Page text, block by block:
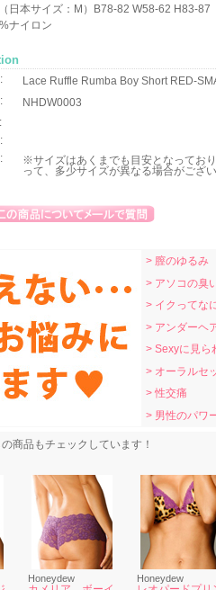
日本サイズ：M）B78-82 W58-62 H83-87
ナイロン
Lace Ruffle Rumba Boy Short RED-
NHDW0003
:
※サイズはあくまでも目安となってお
って、多少サイズが異なる場合がござい
> 膣のゆるみ
> アソコの臭
> イクってな
> アンダーヘ
> Sexyに見ら
> オーラルセ
> 性交痛
> 男性のパワ
商品もチェックしています！
Honeydew Honeydew